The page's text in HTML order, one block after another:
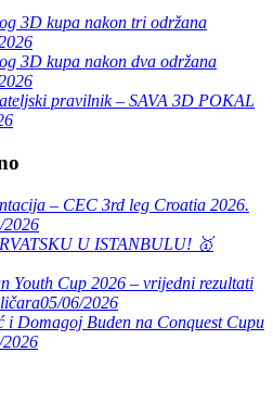
3D kupa nakon tri održana
3D kupa nakon dva održana
pravilnik – SAVA 3D POKAL
– CEC 3rd leg Croatia 2026.
2026
U ISTANBULU! 🥇
Youth Cup 2026 – vrijedni rezultati
05/06/2026
i Domagoj Buden na Conquest Cupu